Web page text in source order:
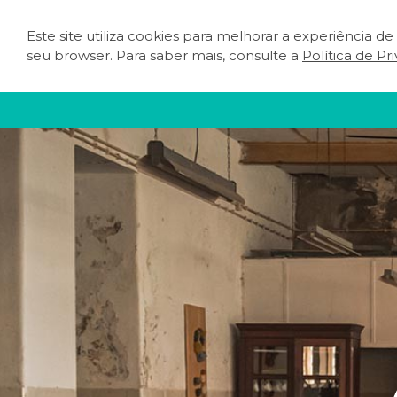
Este site utiliza cookies para melhorar a experiência
seu browser. Para saber mais, consulte a Política de
O QUE FAZER